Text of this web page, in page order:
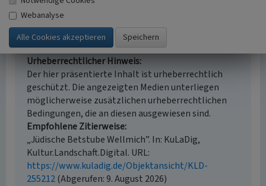
Empfohlene Zitierweise
Urheberrechtlicher Hinweis
Der hier präsentierte Inhalt ist urheberrechtlich
geschützt. Die angezeigten Medien unterliegen
möglicherweise zusätzlichen urheberrechtlichen
Bedingungen, die an diesen ausgewiesen sind.
Empfohlene Zitierweise
„Jüdische Betstube Wellmich”. In: KuLaDig,
Kultur.Landschaft.Digital. URL:
https://www.kuladig.de/Objektansicht/KLD-
255212(Abgerufen: 9. August 2026)
Webanalyse